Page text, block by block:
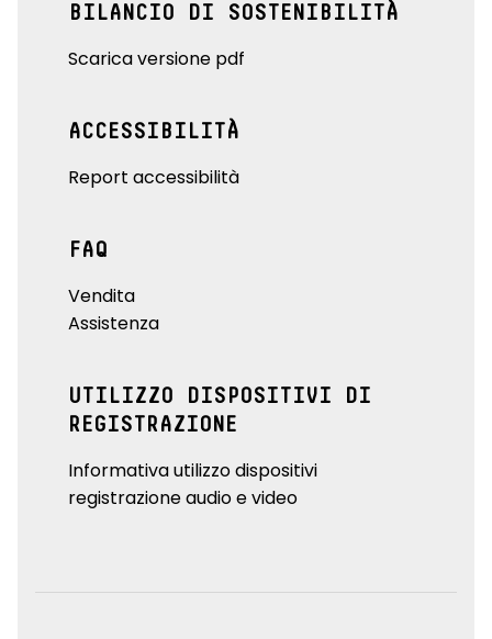
BILANCIO DI SOSTENIBILITÀ
Scarica versione pdf
ACCESSIBILITÀ
Report accessibilità
FAQ
Vendita
Assistenza
UTILIZZO DISPOSITIVI DI
REGISTRAZIONE
Informativa utilizzo dispositivi
registrazione audio e video